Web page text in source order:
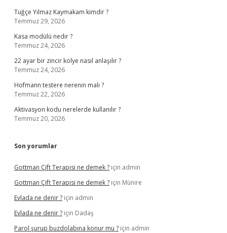
Tuğçe Yılmaz Kaymakam kimdir ?
Temmuz 29, 2026
Kasa modülü nedir ?
Temmuz 24, 2026
22 ayar bir zincir kolye nasıl anlaşılır ?
Temmuz 24, 2026
Hofmann testere nerenin malı ?
Temmuz 22, 2026
Aktivasyon kodu nerelerde kullanılır ?
Temmuz 20, 2026
Son yorumlar
Gottman Çift Terapisi ne demek ? için admin
Gottman Çift Terapisi ne demek ? için Münire
Evlada ne denir ? için admin
Evlada ne denir ? için Dadaş
Parol şurup buzdolabına konur mu ? için admin